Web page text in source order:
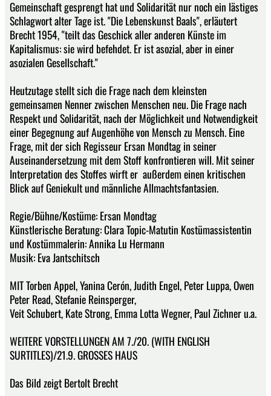
Gemeinschaft gesprengt hat und Solidarität nur noch ein lästiges
Schlagwort alter Tage ist. "Die Lebenskunst Baals", erläutert
Brecht 1954, "teilt das Geschick aller anderen Künste im
Kapitalismus: sie wird befehdet. Er ist asozial, aber in einer
asozialen Gesellschaft."
Heutzutage stellt sich die Frage nach dem kleinsten
gemeinsamen Nenner zwischen Menschen neu. Die Frage nach
Respekt und Solidarität, nach der Möglichkeit und Notwendigkeit
einer Begegnung auf Augenhöhe von Mensch zu Mensch. Eine
Frage, mit der sich Regisseur Ersan Mondtag in seiner
Auseinandersetzung mit dem Stoff konfrontieren will. Mit seiner
Interpretation des Stoffes wirft er außerdem einen kritischen
Blick auf Geniekult und männliche Allmachtsfantasien.
Regie/Bühne/Kostüme: Ersan Mondtag
Künstlerische Beratung: Clara Topic-Matutin Kostümassistentin
und Kostümmalerin: Annika Lu Hermann
Musik: Eva Jantschitsch
MIT Torben Appel, Yanina Cerón, Judith Engel, Peter Luppa, Owen
Peter Read, Stefanie Reinsperger,
Veit Schubert, Kate Strong, Emma Lotta Wegner, Paul Zichner u.a.
WEITERE VORSTELLUNGEN AM 7./20. (WITH ENGLISH
SURTITLES)/21.9. GROSSES HAUS
Das Bild zeigt Bertolt Brecht